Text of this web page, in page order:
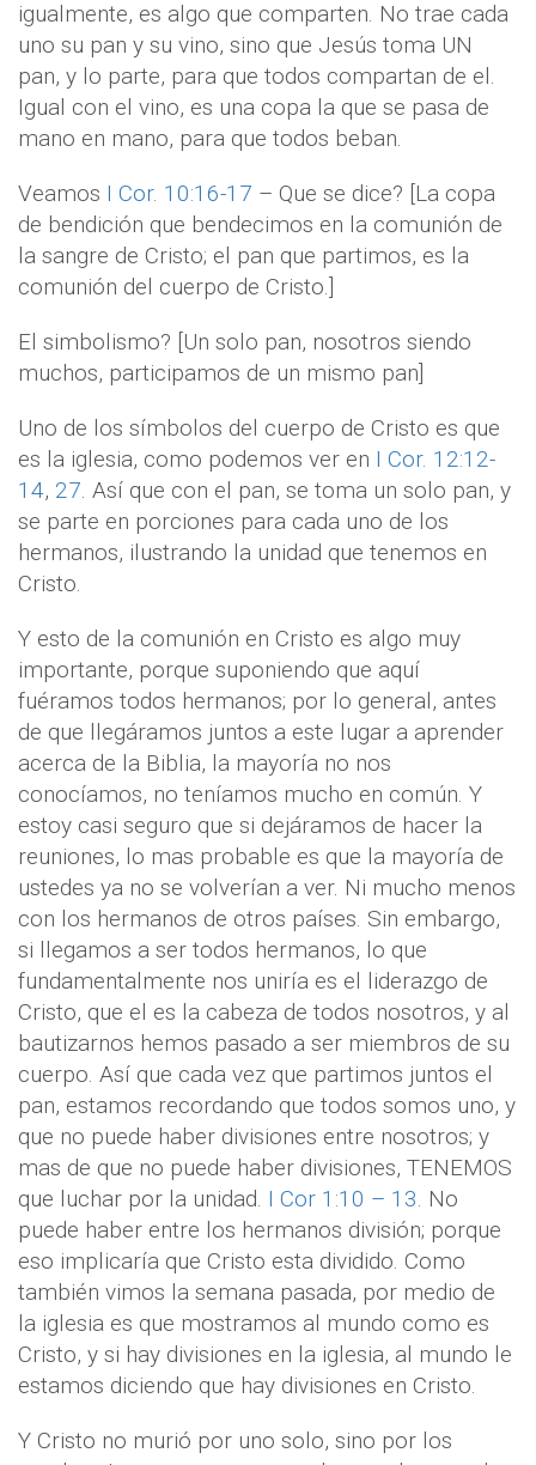
igualmente, es algo que comparten. No trae cada
uno su pan y su vino, sino que Jesús toma UN
pan, y lo parte, para que todos compartan de el.
Igual con el vino, es una copa la que se pasa de
mano en mano, para que todos beban.
Veamos I Cor. 10:16-17 – Que se dice? [La copa
de bendición que bendecimos en la comunión de
la sangre de Cristo; el pan que partimos, es la
comunión del cuerpo de Cristo.]
El simbolismo? [Un solo pan, nosotros siendo
muchos, participamos de un mismo pan]
Uno de los símbolos del cuerpo de Cristo es que
es la iglesia, como podemos ver en I Cor. 12:12-
14, 27. Así que con el pan, se toma un solo pan, y
se parte en porciones para cada uno de los
hermanos, ilustrando la unidad que tenemos en
Cristo.
Y esto de la comunión en Cristo es algo muy
importante, porque suponiendo que aquí
fuéramos todos hermanos; por lo general, antes
de que llegáramos juntos a este lugar a aprender
acerca de la Biblia, la mayoría no nos
conocíamos, no teníamos mucho en común. Y
estoy casi seguro que si dejáramos de hacer la
reuniones, lo mas probable es que la mayoría de
ustedes ya no se volverían a ver. Ni mucho menos
con los hermanos de otros países. Sin embargo,
si llegamos a ser todos hermanos, lo que
fundamentalmente nos uniría es el liderazgo de
Cristo, que el es la cabeza de todos nosotros, y al
bautizarnos hemos pasado a ser miembros de su
cuerpo. Así que cada vez que partimos juntos el
pan, estamos recordando que todos somos uno, y
que no puede haber divisiones entre nosotros; y
mas de que no puede haber divisiones, TENEMOS
que luchar por la unidad. I Cor 1:10 – 13. No
puede haber entre los hermanos división; porque
eso implicaría que Cristo esta dividido. Como
también vimos la semana pasada, por medio de
la iglesia es que mostramos al mundo como es
Cristo, y si hay divisiones en la iglesia, al mundo le
estamos diciendo que hay divisiones en Cristo.
Y Cristo no murió por uno solo, sino por los